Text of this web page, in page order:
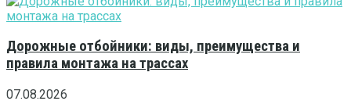
Дорожные отбойники: виды, преимущества и
правила монтажа на трассах
07.08.2026